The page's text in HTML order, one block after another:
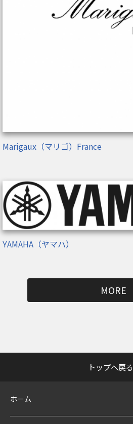
Marigaux（マリゴ）France
YAMAHA（ヤマハ）
MORE
トップへ戻る
ホーム